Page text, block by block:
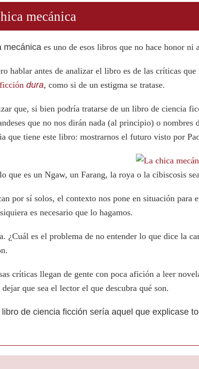
mecánica
mecánica es uno de esos libros que no hace honor
hablar antes de analizar el libro es de las críticas
dura, como si de un estigma se tratase.
que, si bien podría tratarse de un libro de ciencia
que no nos dirán nada (al principio) o nombres
que tiene este libro: mostrarnos el futuro visto por
que es un Ngaw, un Farang, la roya o la cibiscosis
por sí solos, el contexto nos pone en situación para
es necesario que lo hagamos.
¿Cuál es el problema de no entender lo que dice la
críticas llegan de gente con poca afición a leer
que sea el lector el que descubra qué son.
libro de ciencia ficción sería aquel que explicase